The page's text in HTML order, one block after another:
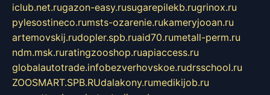
iclub.net.rugazon-easy.rusugarepilekb.rugrinox.ru
pylesostineco.rumsts-ozarenie.rukameryjooan.ru
artemovskij.rudopler.spb.ruaid70.rumetall-perm.ru
ndm.msk.ruratingzooshop.ruapiaccess.ru
globalautotrade.infobezverhovskoe.rudrsschool.ru
ZOOSMART.SPB.RUdalakony.rumedikijob.ru